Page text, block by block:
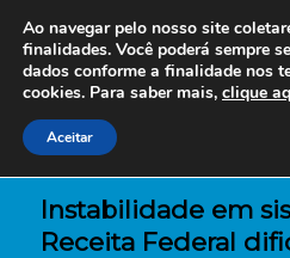
Instabilidade em
Receita Federal
Ao navegar pelo nosso site
finalidades. Você poderá sempre
dados conforme a finalidade nos
cookies. Para saber mais, clique
Aceitar